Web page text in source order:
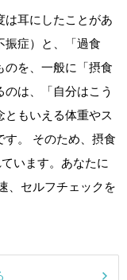
は耳にしたことがあ
振症）と、「過食
のを、一般に「摂食
は、「自分はこう
ともいえる体重やス
す。 そのため、摂食
います。あなたに
、セルフチェックを